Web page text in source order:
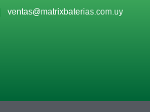
ventas@matrixbaterias.com.uy